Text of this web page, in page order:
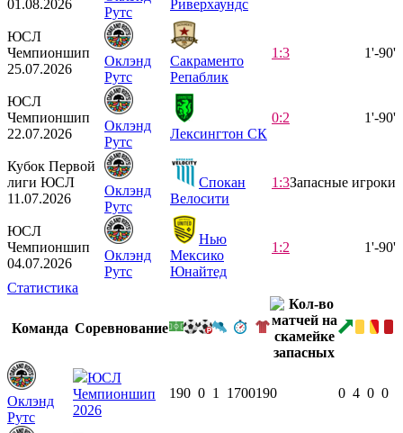
01.08.2026
Рутс
Риверхаундс
ЮСЛ
Чемпионшип
25.07.2026
Оклэнд
Рутс
Сакраменто
Репаблик
1:3 1'-90'
ЮСЛ
Чемпионшип
22.07.2026
Оклэнд
Рутс
Лексингтон СК
0:2 1'-90'
Кубок Первой
лиги ЮСЛ
11.07.2026
Оклэнд
Рутс
Спокан
Велосити
1:3Запасные игроки
ЮСЛ
Чемпионшип
04.07.2026
Оклэнд
Рутс
Нью
Мексико
Юнайтед
1:2 1'-90'
Статистика
Команда Соревнование
Оклэнд
Рутс
ЮСЛ
Чемпионшип
2026
190 0 1 1700190 0 4 0 0